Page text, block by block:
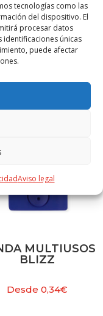
tecnologías como las
del dispositivo. El
procesar datos
únicas
puede afectar
Aviso legal
MULTIUSOS
BLIZZ
Desde0,34€